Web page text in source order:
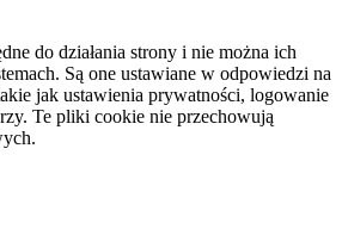
do działania strony i nie można ich
Są one ustawiane w odpowiedzi na
jak ustawienia prywatności, logowanie
Te pliki cookie nie przechowują